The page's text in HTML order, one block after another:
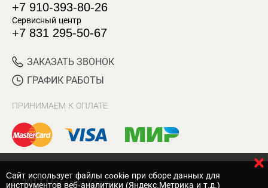
+7 910-393-80-26
Сервисный центр
+7 831 295-50-67
ЗАКАЗАТЬ ЗВОНОК
ГРАФИК РАБОТЫ
ПРИНИМАЕМ К ОПЛАТЕ
© 2017 Магазин Хозяин
Cайт использует файлы cookie при сборе данных для
инструментов веб-аналитики (Яндекс.Метрика и т.д.)